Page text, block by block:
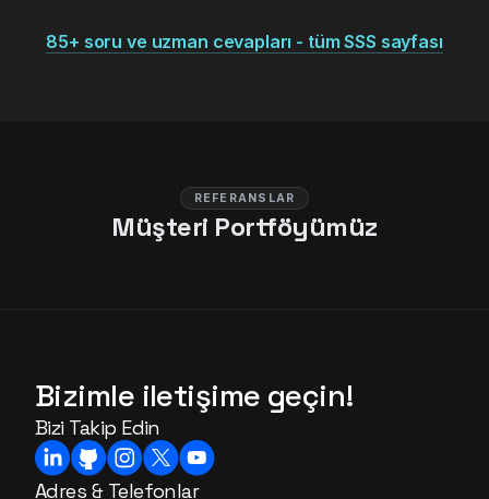
85+ soru ve uzman cevapları - tüm SSS sayfası
REFERANSLAR
Müşteri Portföyümüz
Bizimle iletişime geçin!
Bizi Takip Edin
Adres & Telefonlar